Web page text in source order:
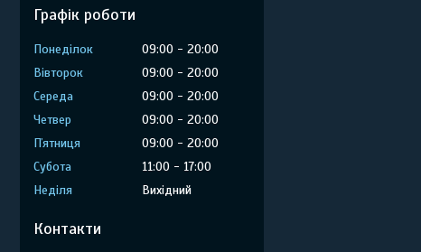
Графік роботи
Понеділок 09:00
20:00
Вівторок
09:00
20:00
Середа
09:00
20:00
Четвер
09:00
20:00
Пʼятниця
09:00
20:00
Субота
11:00
17:00
Неділя
Вихідний
Контакти